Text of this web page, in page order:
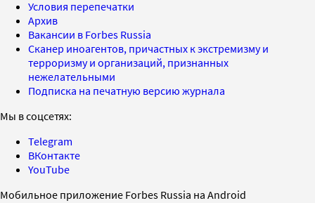
Условия перепечатки
Архив
Вакансии в Forbes Russia
Сканер иноагентов, причастных к экстремизму и
терроризму и организаций, признанных
нежелательными
Подписка на печатную версию журнала
Мы в соцсетях:
Telegram
ВКонтакте
YouTube
Мобильное приложение Forbes Russia на Android